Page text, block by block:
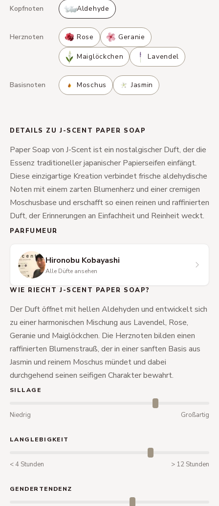
Kopfnoten Aldehyde
Herznoten Rose Geranie
Maiglöckchen Lavendel
Basisnoten Moschus Jasmin
DETAILS ZU J-SCENT PAPER SOAP
Paper Soap von J-Scent ist ein nostalgischer Duft, der die
Essenz traditioneller japanischer Papierseifen einfängt.
Diese einzigartige Kreation verbindet frische aldehydische
Noten mit einem zarten Blumenherz und einer cremigen
Moschusbase und erschafft so einen reinen und raffinierten
Duft, der Erinnerungen an Einfachheit und Reinheit weckt.
PARFUMEUR
Hironobu Kobayashi
Alle Düfte ansehen
WIE RIECHT J-SCENT PAPER SOAP?
Der Duft öffnet mit hellen Aldehyden und entwickelt sich
zu einer harmonischen Mischung aus Lavendel, Rose,
Geranie und Maiglöckchen. Die Herznoten bilden einen
raffinierten Blumenstrauß, der in einer sanften Basis aus
Jasmin und reinem Moschus mündet und dabei
durchgehend seinen seifigen Charakter bewahrt.
SILLAGE
Niedrig Großartig
LANGLEBIGKEIT
< 4 Stunden > 12 Stunden
GENDERTENDENZ